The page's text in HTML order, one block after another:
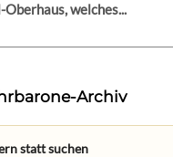
Oberhaus, welches...
Archiv
statt suchen